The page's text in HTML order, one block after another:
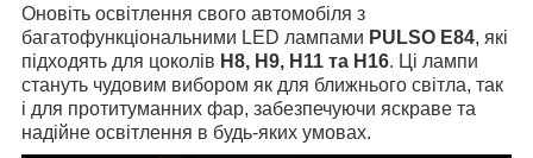
Оновіть освітлення свого автомобіля з
багатофункціональними LED лампами PULSO E84, які
підходять для цоколів H8, H9, H11 та H16. Ці лампи
стануть чудовим вибором як для ближнього світла, так
і для протитуманних фар, забезпечуючи яскраве та
надійне освітлення в будь-яких умовах.